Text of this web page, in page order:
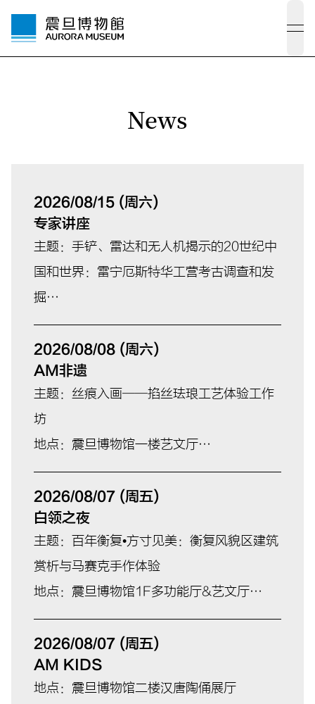
News
2026/08/15 (周六)
专家讲座
主题：手铲、雷达和无人机揭示的20世纪中
国和世界：雷宁厄斯特华工营考古调查和发
掘
地点：震旦博物馆1F多功能厅
主讲人：徐坚
2026/08/08 (周六)
AM非遗
主题：丝痕入画——掐丝珐琅工艺体验工作
坊
地点：震旦博物馆一楼艺文厅
合作单位：上海爱暖文化艺术推广中心
2026/08/07 (周五)
白领之夜
主题：百年衡复•方寸见美：衡复风貌区建筑
赏析与马赛克手作体验
地点：震旦博物馆1F多功能厅&艺文厅
合作单位：衡复历史文化风貌区
2026/08/07 (周五)
AM KIDS
地点：震旦博物馆二楼汉唐陶俑展厅